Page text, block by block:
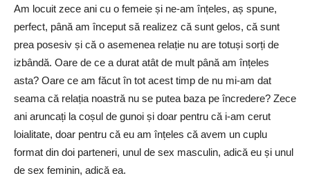
Am locuit zece ani cu o femeie și ne-am înțeles, aș spune,
perfect, până am început să realizez că sunt gelos, că sunt
prea posesiv și că o asemenea relație nu are totuși sorți de
izbândă. Oare de ce a durat atât de mult până am înțeles
asta? Oare ce am făcut în tot acest timp de nu mi-am dat
seama că relația noastră nu se putea baza pe încredere? Zece
ani aruncați la coșul de gunoi și doar pentru că i-am cerut
loialitate, doar pentru că eu am înțeles că avem un cuplu
format din doi parteneri, unul de sex masculin, adică eu și unul
de sex feminin, adică ea.